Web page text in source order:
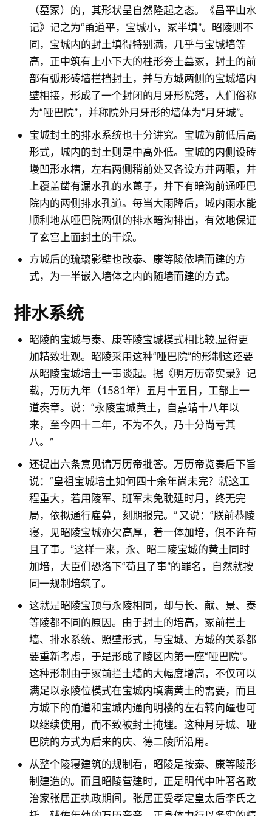
（墓冢）的，其形状呈自然隆起之态。《昌平山水
记》记之为“甬道平，宝城小，冢半填”。昭陵则不
同，宝城内的封土填得特别满，几乎与宝城墙等
高，正中筑有上小下大的柱形夯土墓冢，封土的前
部有弧形砖墙拦挡封土，并与方城两侧的宝城墙内
壁相接，形成了一个封闭的月牙形院落，人们俗称
为“哑巴院”，并称院外月牙形的墙体为“月牙城”。
宝城封土的排水系统也十分讲究。宝城为前低后高
形式，城内的封土则是中高外低。宝城的内侧设砖
墁凹形水槽，左右两侧稍前处又各设方井两眼，井
上覆盖凿有漏水孔的水蓖子，井下有暗沟前通哑巴
院内的两侧排水孔道。每当大雨降后，城内雨水能
顺利地从哑巴院两侧的排水暗沟排出，有效地保证
了玄宫上面封土的干燥。
方城后的琉璃影壁也改泰、康等陵依墙而建的方
式，为一半嵌入墙体之内的随墙而建的方式。
排水系统
昭陵的宝城与泰、康等陵宝城模式相比较,显得更
加精致壮观。昭陵采用这种“哑巴院”的形制这还要
从昭陵宝城培土一事谈起。据《明万历帝实录》记
载，万历九年（1581年）五月十五日，工部上一
道奏章。说：“永陵宝城黄土，自嘉靖十八年以
来，至今四十二年，不为不久，乃十分尚亏其
八。”
还提出六条意见请万历帝批答。万历帝览奏后下旨
说：“皇祖宝城培土如何四十余年尚未完？就这工
程重大，若用陵军、班军未免耽延时月，终无完
局，依拟通行雇募，刻期报完。” 又说：“朕前恭陵
寝，见昭陵宝城亦欠高厚，着一体加培，俱不许苟
且了事。”这样一来，永、昭二陵宝城的黄土同时
加培，大臣们恐洛下“苟且了事”的罪名，自然就按
同一规制培筑了。
这就是昭陵宝顶与永陵相同，却与长、献、景、泰
等陵都不同的原因。由于封土的培高，冢前拦土
墙、排水系统、照壁形式，与宝城、方城的关系都
要重新考虑，于是形成了陵区内第一座“哑巴院”。
这种形制由于冢前拦土墙的大幅度增高，不仅可以
满足以永陵位模式在宝城内填满黄土的需要，而且
方城下的甬道和宝城内通向明楼的左右转向礓也可
以继续使用，而不致被封土掩埋。这种月牙城、哑
巴院的方式为后来的庆、德二陵所沿用。
从整个陵寝建筑的规制看，昭陵是按泰、康等陵形
制建造的。而且昭陵营建时，正是明代中叶著名政
治家张居正执政期间。张居正受孝定皇太后李氏之